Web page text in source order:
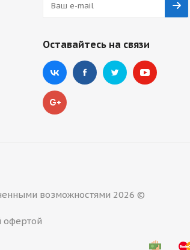
Оставайтесь на связи
возможностями 2026 ©
офертой